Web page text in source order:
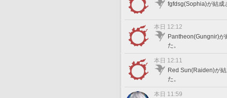
fgfdsg(Sophia)が結成
本日 12:12
Pantheon(Gungnir)が
た。
本日 12:11
Red Sun(Raiden)が
た。
本日 11:59